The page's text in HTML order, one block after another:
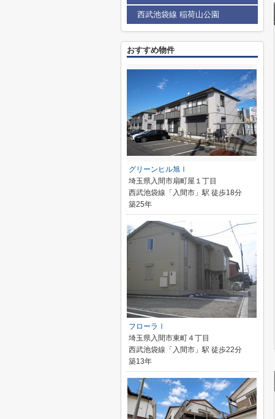
西武池袋線 稲荷山公園
おすすめ物件
グリーンヒル旭Ⅰ
埼玉県入間市扇町屋１丁目
西武池袋線「入間市」駅 徒歩18分
築25年
フローラⅠ
埼玉県入間市東町４丁目
西武池袋線「入間市」駅 徒歩22分
築13年